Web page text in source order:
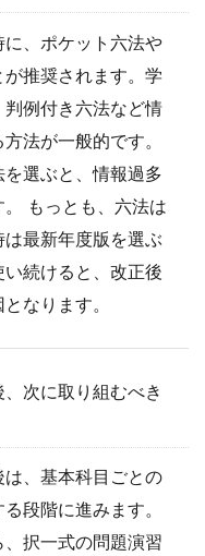
、ポケット六法や
推奨されます。学
例付き六法など情
法が一般的です。
選ぶと、情報過多
もっとも、六法は
最新年度版を選ぶ
続けると、改正後
なります。
次に取り組むべき
、基本科目ごとの
段階に進みます。
択一式の問題演習